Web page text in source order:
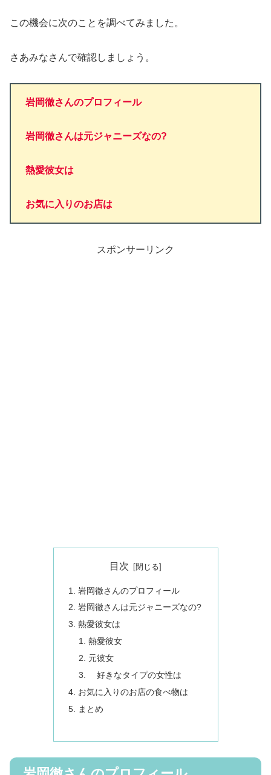
この機会に次のことを調べてみました。
さあみなさんで確認しましょう。
岩岡徹さんのプロフィール
岩岡徹さんは元ジャニーズなの?
熱愛彼女は
お気に入りのお店は
スポンサーリンク
目次
岩岡徹さんのプロフィール
岩岡徹さんは元ジャニーズなの?
熱愛彼女は
熱愛彼女
元彼女
好きなタイプの女性は
お気に入りのお店の食べ物は
まとめ